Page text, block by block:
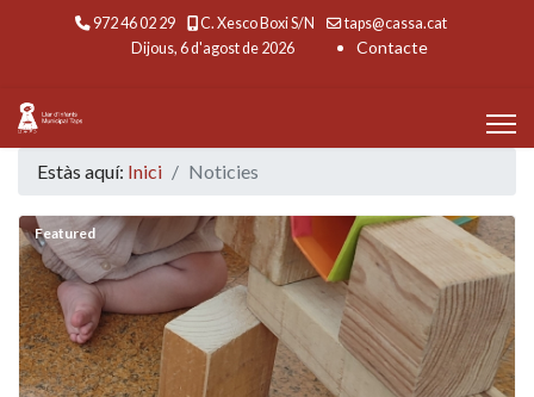
972 46 02 29 C. Xesco Boxi S/N
taps@cassa.cat
Dijous, 6 d'agost de 2026
Contacte
Estàs aquí: Inici Noticies
Featured